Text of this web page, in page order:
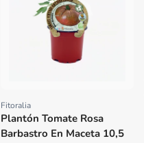
Proveedor:
Fitoralia
Plantón Tomate Rosa
Barbastro En Maceta 10,5